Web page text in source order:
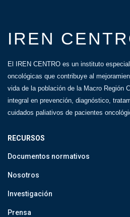
IREN
El IREN CENTRO es un instituto
oncológicas que contribuye al
vida de la población de la Macro Región
integral en prevención, diagnóstico,
cuidados paliativos de pacientes
RECURSOS
Documentos normativos
Nosotros
Investigación
Prensa